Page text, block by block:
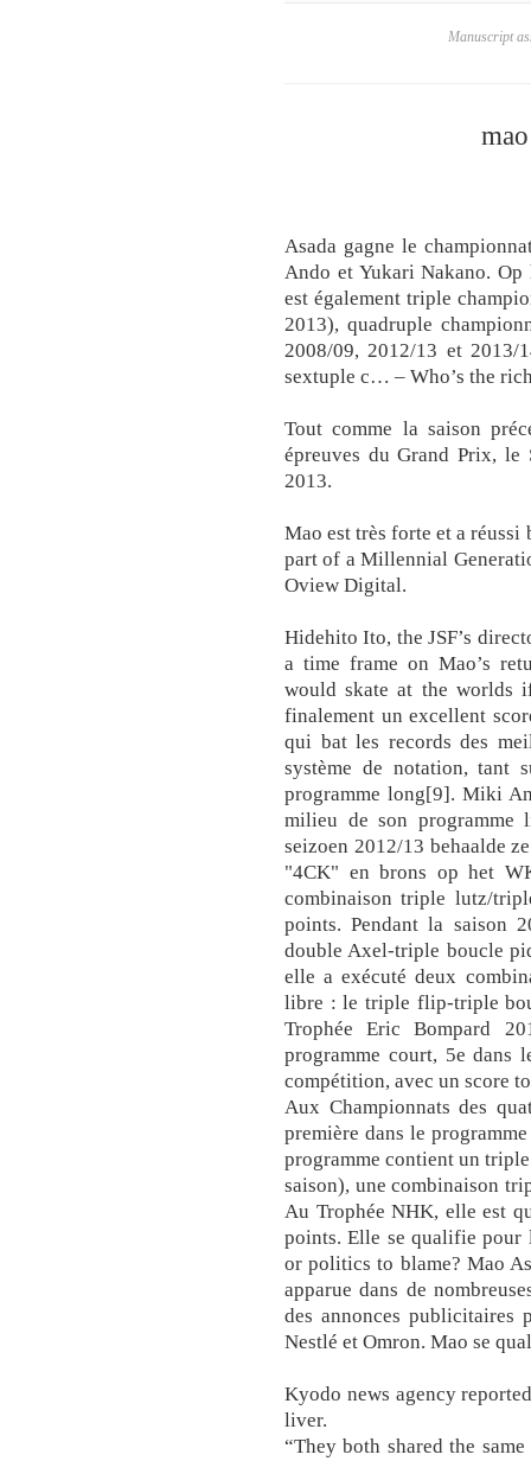
Manuscript
Asada gagne le
Ando et Yukari Nakano.
est également triple
2013), quadruple
2008/09, 2012/13 et 2013/
sextuple c… – Who’s the
Tout comme la saison
épreuves du Grand Prix, le
2013.
Mao est très forte et a réussi
part of a Millennial
Oview Digital.
Hidehito Ito, the JSF’s
a time frame on Mao’s
would skate at the worlds
finalement un excellent
qui bat les records des
système de notation, tant
programme long[9]. Miki
milieu de son programme
seizoen 2012/13 behaalde
"4CK" en brons op het
combinaison triple lutz/
points. Pendant la saison
double Axel-triple boucle
elle a exécuté deux
libre : le triple flip-triple
Trophée Eric Bompard
programme court, 5e dans
compétition, avec un score
Aux Championnats des
première dans le
programme contient un
saison), une combinaison
Au Trophée NHK, elle est
points. Elle se qualifie pour
or politics to blame? Mao
apparue dans de
des annonces publicitaires
Nestlé et Omron. Mao se
Kyodo news agency
liver.
“They both shared the